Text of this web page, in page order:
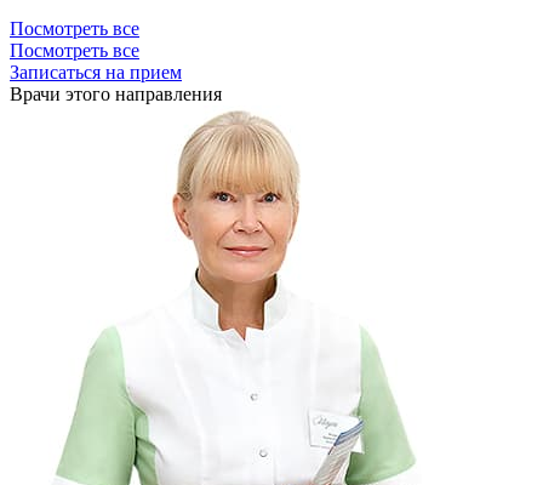
Посмотреть все
Посмотреть все
Записаться на прием
Врачи этого направления